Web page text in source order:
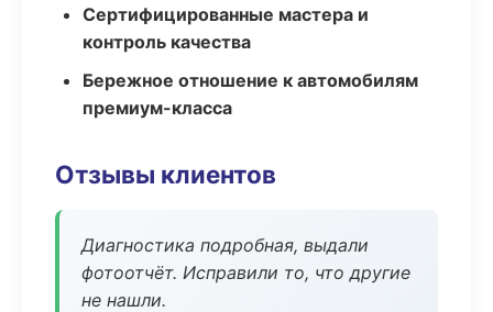
Сертифицированные мастера и
контроль качества
Бережное отношение к автомобилям
премиум-класса
Отзывы клиентов
Диагностика подробная, выдали
фотоотчёт. Исправили то, что другие
не нашли.